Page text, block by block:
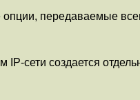
передаваемые
сети создается